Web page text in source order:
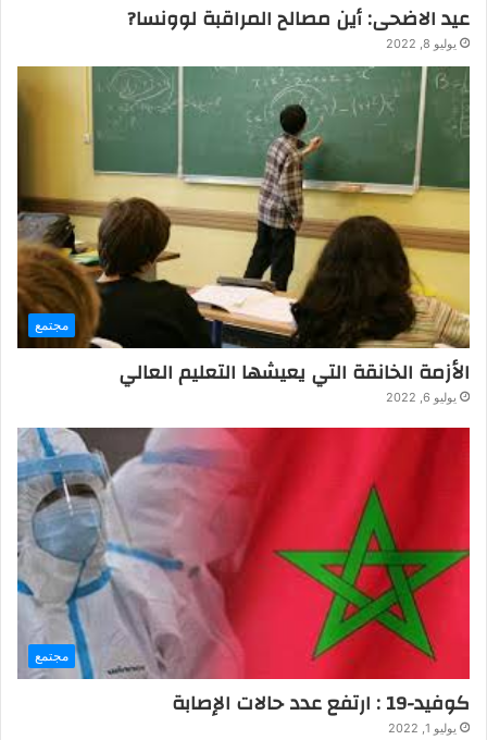
عيد الاضحى: أين مصالح المراقبة لوونسا?
يوليو 8, 2022
مجتمع
الأزمة الخانقة التي يعيشها التعليم العالي
يوليو 6, 2022
مجتمع
كوفيد-19 : ارتفع عدد حالات الإصابة
يوليو 1, 2022